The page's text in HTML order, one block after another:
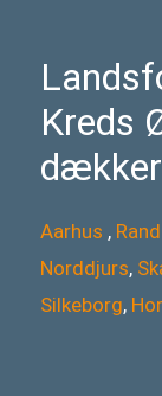
Kreds
Aarhus ,
Norddjurs,
Silkeborg,